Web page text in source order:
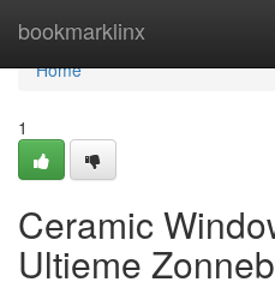
bookmarklinx
Home
Home
1
Ceramic
Ultieme